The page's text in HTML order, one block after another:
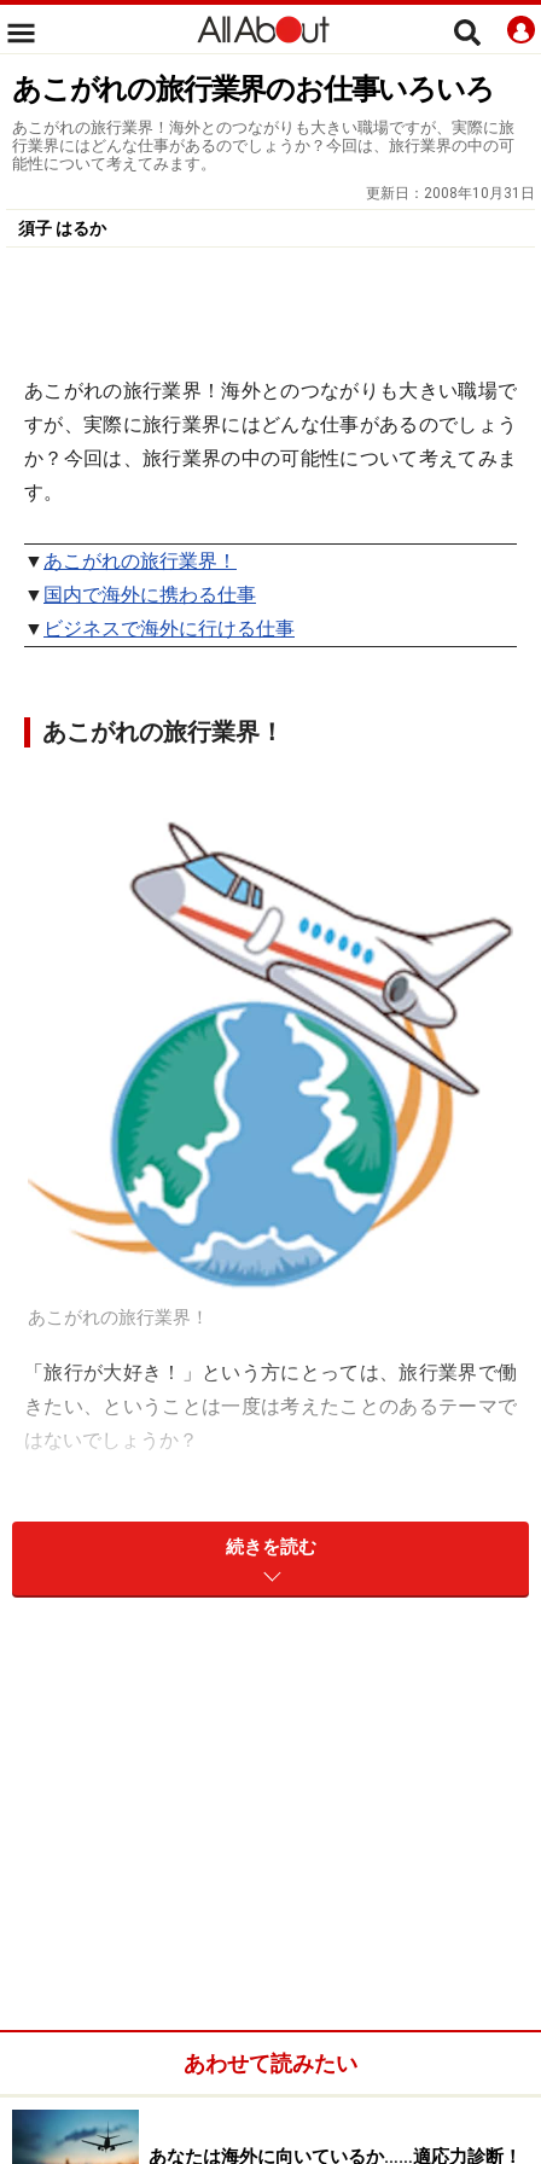
あこがれの旅行業界のお仕事いろいろ
あこがれの旅行業界！海外とのつながりも大きい職場ですが、実際に旅
行業界にはどんな仕事があるのでしょうか？今回は、旅行業界の中の可
能性について考えてみます。
更新日： 2008年10月31日
須子 はるか
あこがれの旅行業界！海外とのつながりも大きい職場で
すが、実際に旅行業界にはどんな仕事があるのでしょう
か？今回は、旅行業界の中の可能性について考えてみま
す。
▼ あこがれの旅行業界！
▼ 国内で海外に携わる仕事
▼ ビジネスで海外に行ける仕事
あこがれの旅行業界！
あこがれの旅行業界！
「旅行が大好き！」という方にとっては、旅行業界で働
きたい、ということは一度は考えたことのあるテーマで
はないでしょうか？
ツアーコンダクターや、旅行会社のカウンターの人かも
実際にはいろんな種類のたくさんの仕事
業を行っていく営業部隊もいるわけです。
今回は、「国内で海外に携わる仕事」と「ビジネスで海
外に行ける仕事」のふたつに分けてご紹介したいと思い
続きを読む
あわせて読みたい
あなたは海外に向いているか……適応力診断！